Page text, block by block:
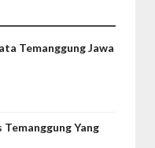
Temanggung Jawa
Yang